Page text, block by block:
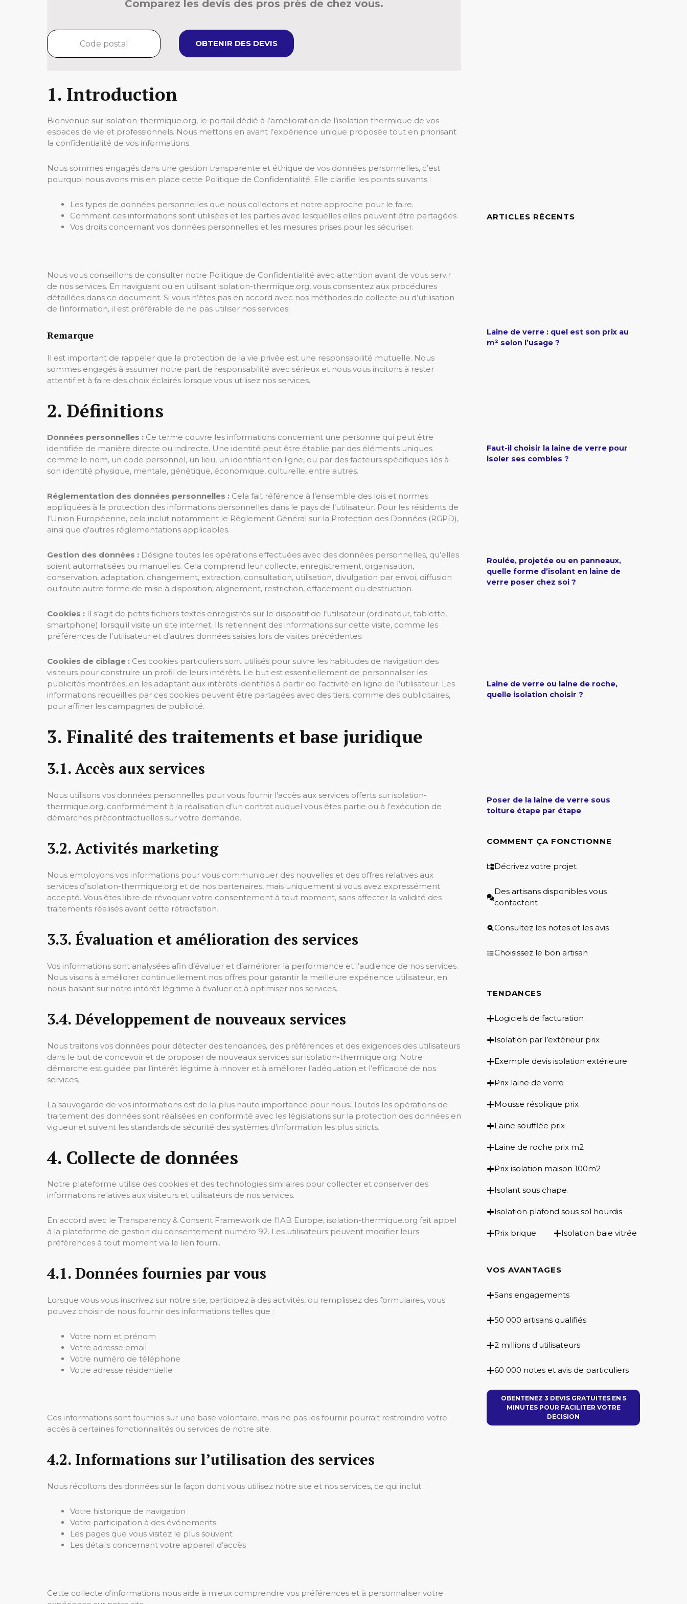
Comparez les devis des pros près de chez vous.
OBTENIR DES DEVIS
1. Introduction
Bienvenue sur isolation-thermique.org, le portail dédié à l’amélioration de l’isolation thermique de vos
espaces de vie et professionnels. Nous mettons en avant l’expérience unique proposée tout en priorisant
la confidentialité de vos informations.
Nous sommes engagés dans une gestion transparente et éthique de vos données personnelles, c’est
pourquoi nous avons mis en place cette Politique de Confidentialité. Elle clarifie les points suivants :
Les types de données personnelles que nous collectons et notre approche pour le faire.
Comment ces informations sont utilisées et les parties avec lesquelles elles peuvent être partagées.
Vos droits concernant vos données personnelles et les mesures prises pour les sécuriser.
Nous vous conseillons de consulter notre Politique de Confidentialité avec attention avant de vous servir
de nos services. En naviguant ou en utilisant isolation-thermique.org, vous consentez aux procédures
détaillées dans ce document. Si vous n’êtes pas en accord avec nos méthodes de collecte ou d’utilisation
de l’information, il est préférable de ne pas utiliser nos services.
Remarque
Il est important de rappeler que la protection de la vie privée est une responsabilité mutuelle. Nous
sommes engagés à assumer notre part de responsabilité avec sérieux et nous vous incitons à rester
attentif et à faire des choix éclairés lorsque vous utilisez nos services.
2. Définitions
Données personnelles : Ce terme couvre les informations concernant une personne qui peut être
identifiée de manière directe ou indirecte. Une identité peut être établie par des éléments uniques
comme le nom, un code personnel, un lieu, un identifiant en ligne, ou par des facteurs spécifiques liés à
son identité physique, mentale, génétique, économique, culturelle, entre autres.
Réglementation des données personnelles : Cela fait référence à l’ensemble des lois et normes
appliquées à la protection des informations personnelles dans le pays de l’utilisateur. Pour les résidents de
l’Union Européenne, cela inclut notamment le Règlement Général sur la Protection des Données (RGPD),
ainsi que d’autres réglementations applicables.
Gestion des données : Désigne toutes les opérations effectuées avec des données personnelles, qu’elles
soient automatisées ou manuelles. Cela comprend leur collecte, enregistrement, organisation,
conservation, adaptation, changement, extraction, consultation, utilisation, divulgation par envoi, diffusion
ou toute autre forme de mise à disposition, alignement, restriction, effacement ou destruction.
Cookies : Il s’agit de petits fichiers textes enregistrés sur le dispositif de l’utilisateur (ordinateur, tablette,
smartphone) lorsqu’il visite un site internet. Ils retiennent des informations sur cette visite, comme les
préférences de l’utilisateur et d’autres données saisies lors de visites précédentes.
Cookies de ciblage : Ces cookies particuliers sont utilisés pour suivre les habitudes de navigation des
visiteurs pour construire un profil de leurs intérêts. Le but est essentiellement de personnaliser les
publicités montrées, en les adaptant aux intérêts identifiés à partir de l’activité en ligne de l’utilisateur. Les
informations recueillies par ces cookies peuvent être partagées avec des tiers, comme des publicitaires,
pour affiner les campagnes de publicité.
3. Finalité des traitements et base juridique
3.1. Accès aux services
Nous utilisons vos données personnelles pour vous fournir l’accès aux services offerts sur isolation-
thermique.org, conformément à la réalisation d’un contrat auquel vous êtes partie ou à l’exécution de
démarches précontractuelles sur votre demande.
3.2. Activités marketing
Nous employons vos informations pour vous communiquer des nouvelles et des offres relatives aux
services d’isolation-thermique.org et de nos partenaires, mais uniquement si vous avez expressément
accepté. Vous êtes libre de révoquer votre consentement à tout moment, sans affecter la validité des
traitements réalisés avant cette rétractation.
3.3. Évaluation et amélioration des services
Vos informations sont analysées afin d’évaluer et d’améliorer la performance et l’audience de nos services.
Nous visons à améliorer continuellement nos offres pour garantir la meilleure expérience utilisateur, en
nous basant sur notre intérêt légitime à évaluer et à optimiser nos services.
3.4. Développement de nouveaux services
Nous traitons vos données pour détecter des tendances, des préférences et des exigences des utilisateurs
dans le but de concevoir et de proposer de nouveaux services sur isolation-thermique.org. Notre
démarche est guidée par l’intérêt légitime à innover et à améliorer l’adéquation et l’efficacité de nos
services.
La sauvegarde de vos informations est de la plus haute importance pour nous. Toutes les opérations de
traitement des données sont réalisées en conformité avec les législations sur la protection des données en
vigueur et suivent les standards de sécurité des systèmes d’information les plus stricts.
4. Collecte de données
Notre plateforme utilise des cookies et des technologies similaires pour collecter et conserver des
informations relatives aux visiteurs et utilisateurs de nos services.
En accord avec le Transparency & Consent Framework de l’IAB Europe, isolation-thermique.org fait appel
à la plateforme de gestion du consentement numéro 92. Les utilisateurs peuvent modifier leurs
préférences à tout moment via le lien fourni.
4.1. Données fournies par vous
Lorsque vous vous inscrivez sur notre site, participez à des activités, ou remplissez des formulaires, vous
pouvez choisir de nous fournir des informations telles que :
Votre nom et prénom
Votre adresse email
Votre numéro de téléphone
Votre adresse résidentielle
Ces informations sont fournies sur une base volontaire, mais ne pas les fournir pourrait restreindre votre
accès à certaines fonctionnalités ou services de notre site.
4.2. Informations sur l’utilisation des services
Nous récoltons des données sur la façon dont vous utilisez notre site et nos services, ce qui inclut :
Votre historique de navigation
Votre participation à des événements
Les pages que vous visitez le plus souvent
Les détails concernant votre appareil d’accès
Cette collecte d’informations nous aide à mieux comprendre vos préférences et à personnaliser votre
ARTICLES RÉCENTS
Laine de verre : quel est son prix au
m² selon l’usage ?
Faut-il choisir la laine de verre pour
isoler ses combles ?
Roulée, projetée ou en panneaux,
quelle forme d’isolant en laine de
verre poser chez soi ?
Laine de verre ou laine de roche,
quelle isolation choisir ?
Poser de la laine de verre sous
toiture étape par étape
COMMENT ÇA FONCTIONNE
Décrivez votre projet
Des artisans disponibles vous
contactent
Consultez les notes et les avis
Choisissez le bon artisan
TENDANCES
Logiciels de facturation
Isolation par l’extérieur prix
Exemple devis isolation extérieure
Prix laine de verre
Mousse résolique prix
Laine soufflée prix
Laine de roche prix m2
Prix isolation maison 100m2
Isolant sous chape
Isolation plafond sous sol hourdis
Prix brique Isolation baie vitrée
VOS AVANTAGES
Sans engagements
50 000 artisans qualifiés
2 millions d'utilisateurs
60 000 notes et avis de particuliers
OBENTENEZ 3 DEVIS GRATUITES EN 5
MINUTES POUR FACILITER VOTRE
DECISION